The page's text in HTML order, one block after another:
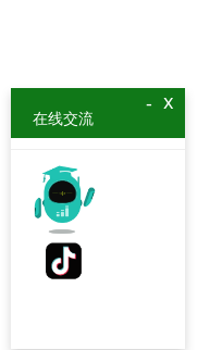
x
-
在线交流